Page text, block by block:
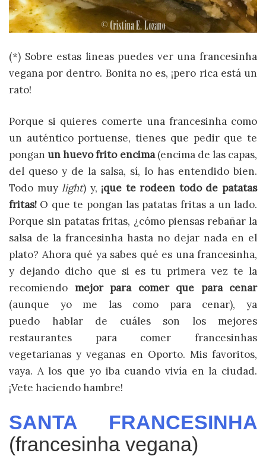
(*) Sobre estas lineas puedes ver una francesinha
vegana por dentro. Bonita no es, ¡pero rica está un
rato!
Porque si quieres comerte una francesinha como
un auténtico portuense, tienes que pedir que te
pongan un huevo frito encima(encima de las capas,
del queso y de la salsa, sí, lo has entendido bien.
Todo muylight) y, ¡que te rodeen todo de patatas
fritas! O que te pongan las patatas fritas a un lado.
Porque sin patatas fritas, ¿cómo piensas rebañar la
salsa de la francesinha hasta no dejar nada en el
plato? Ahora qué ya sabes qué es una francesinha,
y dejando dicho que si es tu primera vez te la
recomiendo mejor para comer que para cenar
(aunque yo me las como para cenar), ya
puedo hablar de cuáles son los mejores
restaurantes para comer francesinhas
vegetarianas y veganas en Oporto. Mis favoritos,
vaya. A los que yo iba cuando vivía en la ciudad.
¡Vete haciendo hambre!
SANTA FRANCESINHA
(francesinha vegana)